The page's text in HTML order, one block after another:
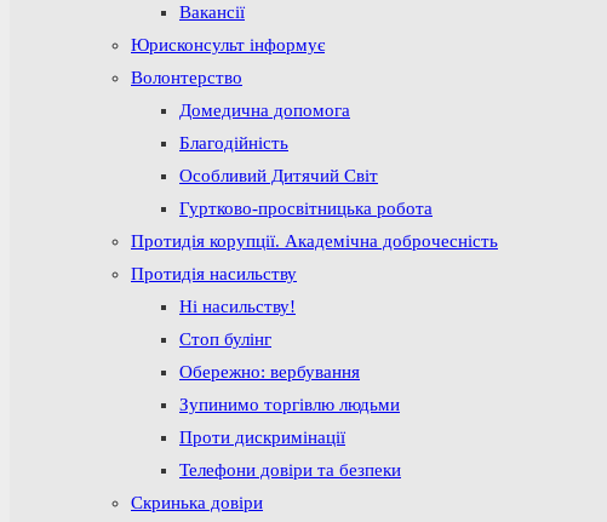
Вакансії
Юрисконсульт інформує
Волонтерство
Домедична допомога
Благодійність
Особливий Дитячий Світ
Гуртково-просвітницька робота
Протидія корупції. Академічна доброчесність
Протидія насильству
Ні насильству!
Стоп булінг
Обережно: вербування
Зупинимо торгівлю людьми
Проти дискримінації
Телефони довіри та безпеки
Скринька довіри